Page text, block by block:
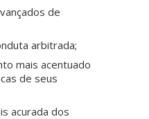
de
arbitrada;
mais acentuado
de seus
acurada dos